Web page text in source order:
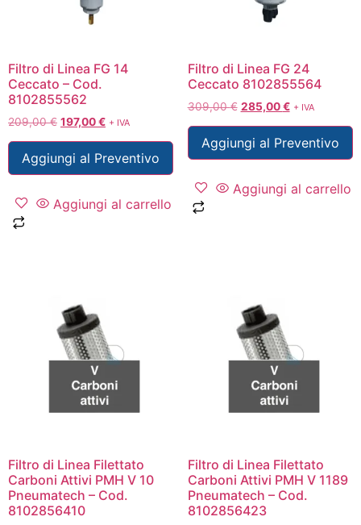
Filtro di Linea FG 14
Ceccato – Cod.
8102855562
209,00€ 197,00€ + IVA
Aggiungi al Preventivo
Aggiungi al carrello
Filtro di Linea FG 24
Ceccato 8102855564
309,00€ 285,00€ + IVA
Aggiungi al Preventivo
Aggiungi al carrello
Filtro di Linea Filettato
Carboni Attivi PMH V 10
Pneumatech – Cod.
8102856410
Filtro di Linea Filettato
Carboni Attivi PMH V 1189
Pneumatech – Cod.
8102856423